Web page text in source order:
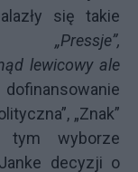
się takie
„Pressje”,
lewicowy ale
„Znak”
tym wyborze
decyzji o